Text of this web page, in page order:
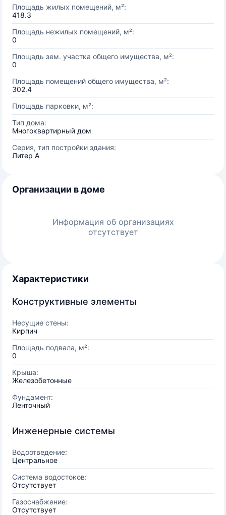
Площадь жилых помещений, м²:
418.3
Площадь нежилых помещений, м²:
0
Площадь зем. участка общего имущества, м²:
0
Площадь помещений общего имущества, м²:
302.4
Площадь парковки, м²:
Тип дома:
Многоквартирный дом
Серия, тип постройки здания:
Литер А
Организации в доме
Информация об организациях
отсутствует
Характеристики
Конструктивные элементы
Несущие стены:
Кирпич
Площадь подвала, м²:
0
Крыша:
Железобетонные
Фундамент:
Ленточный
Инженерные системы
Водоотведение:
Центральное
Система водостоков:
Отсутствует
Газоснабжение:
Отсутствует